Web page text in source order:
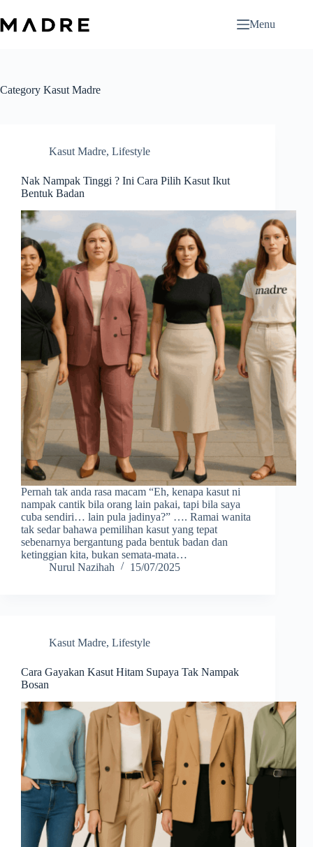
to
content
Menu
Category Kasut Madre
Kasut Madre, Lifestyle
Nak Nampak Tinggi ? Ini Cara Pilih Kasut Ikut
Bentuk Badan
Pernah tak anda rasa macam “Eh, kenapa kasut ni
nampak cantik bila orang lain pakai, tapi bila saya
cuba sendiri… lain pula jadinya?” …. Ramai wanita
tak sedar bahawa pemilihan kasut yang tepat
sebenarnya bergantung pada bentuk badan dan
ketinggian kita, bukan semata-mata…
Nurul Nazihah
15/07/2025
Kasut Madre, Lifestyle
Cara Gayakan Kasut Hitam Supaya Tak Nampak
Bosan